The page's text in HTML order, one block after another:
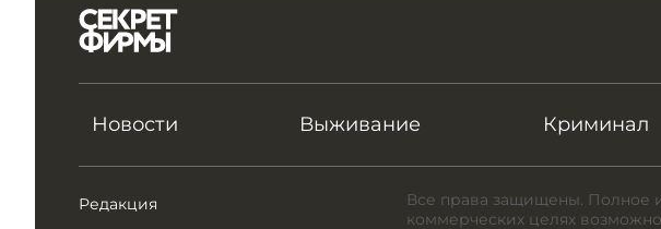
Новости Выживание Криминал
Редакция
Все права защищены. Полное
коммерческих целях